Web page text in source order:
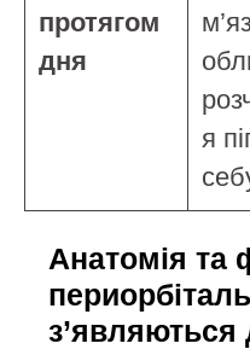
протягом
дня
я
Анатомія та
з’являються